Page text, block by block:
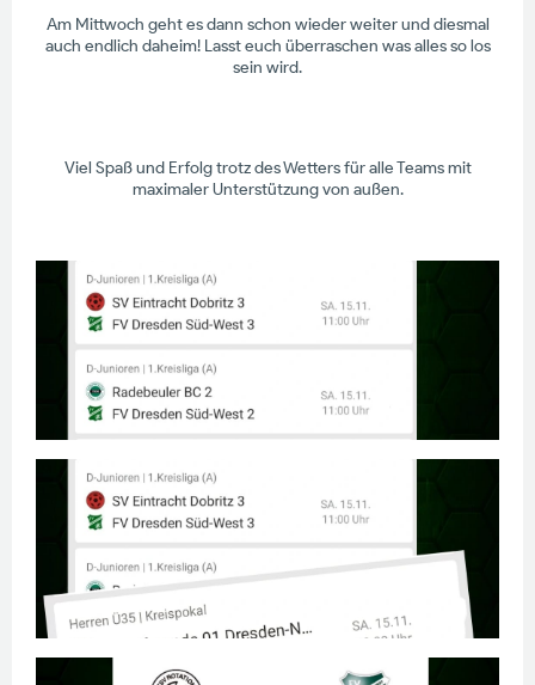
Am Mittwoch geht es dann schon wieder weiter und diesmal
auch endlich daheim! Lasst euch überraschen was alles so los
sein wird.
Viel Spaß und Erfolg trotz des Wetters für alle Teams mit
maximaler Unterstützung von außen.